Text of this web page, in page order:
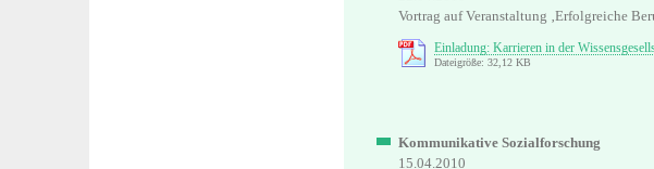
Vortrag auf Veranstaltung ‚Erfolgreiche
Einladung: Karrieren in der
Dateigröße: 32,12 KB
Kommunikative Sozialforschung
15.04.2010